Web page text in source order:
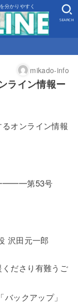
分かりやすく
SEARCH
mikado-info
ライン情報ー
オンライン情報
第53号
沢田元一郎
ださり有難うご
ックアップ」